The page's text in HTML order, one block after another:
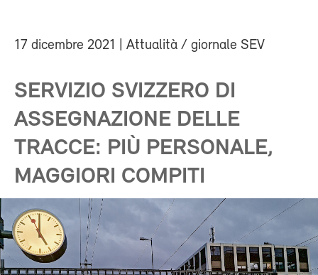
17 dicembre 2021 | Attualità / giornale SEV
SERVIZIO SVIZZERO DI
ASSEGNAZIONE DELLE
TRACCE: PIÙ PERSONALE,
MAGGIORI COMPITI